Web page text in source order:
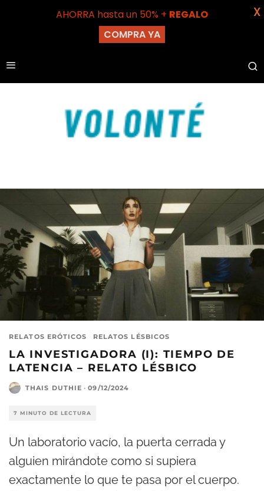
RELATOS ERÓTICOS RELATOS LÉSBICOS
LA INVESTIGADORA (I): TIEMPO DE
LATENCIA – RELATO LÉSBICO
THAIS DUTHIE · 09/12/2024
7 MINUTO DE LECTURA
Un laboratorio vacío, la puerta cerrada y
alguien mirándote como si supiera
exactamente lo que te pasa por el cuerpo.
AHORRA hasta un 50% + REGALO
COMPRA YA
X